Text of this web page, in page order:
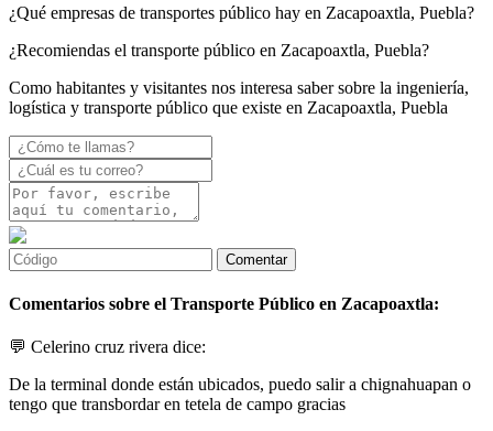
¿Qué empresas de transportes público hay en Zacapoaxtla, Puebla?
¿Recomiendas el transporte público en Zacapoaxtla, Puebla?
Como habitantes y visitantes nos interesa saber sobre la ingeniería,
logística y transporte público que existe en Zacapoaxtla, Puebla
Comentarios sobre el Transporte Público en Zacapoaxtla:
💬 Celerino cruz rivera dice:
De la terminal donde están ubicados, puedo salir a chignahuapan o
tengo que transbordar en tetela de campo gracias